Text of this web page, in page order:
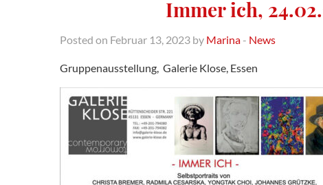
Immer ich,
Posted on Februar 13, 2023 by Marina - News
Gruppenausstellung, Galerie Klose, Essen